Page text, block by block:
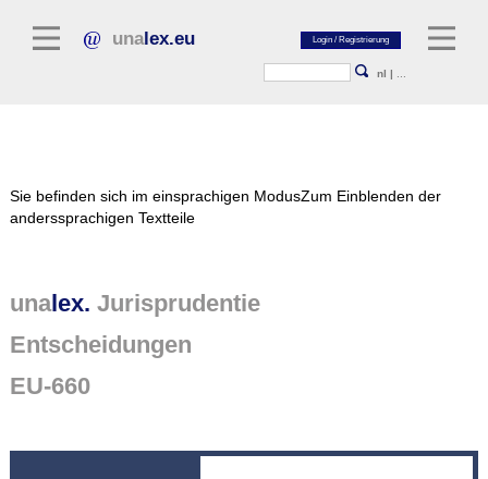
unalex.eu
nl |
Regelgevende teksten
Jurisprudentie
Sie befinden sich im einsprachigen ModusZum Einblenden der
anderssprachigen Textteile
unalex. Jurisprudentie
Entscheidungen
EU-660